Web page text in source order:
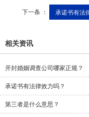
下一条 ： 承诺书有法
相关资讯
开封婚姻调查公司哪家正规？
承诺书有法律效力吗？
第三者是什么意思？